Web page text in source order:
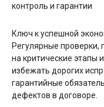
контроль и гарантии
Ключ к успешной
Регулярные проверки,
на критические этапы
избежать дорогих
гарантийные
дефектов в договоре.